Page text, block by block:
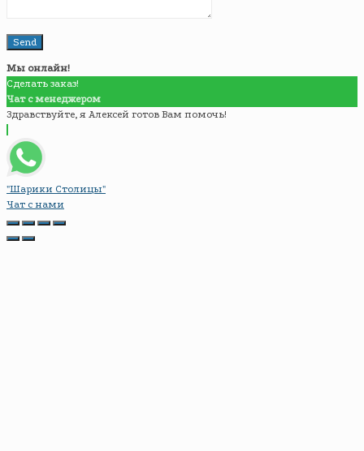
Мы онлайн!
Сделать заказ!
Чат с менеджером
Здравствуйте, я Алексей готов Вам помочь!
"Шарики Столицы"
Чат с нами